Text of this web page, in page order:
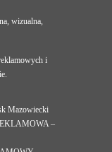
wizualna,
i
Mazowiecki
–